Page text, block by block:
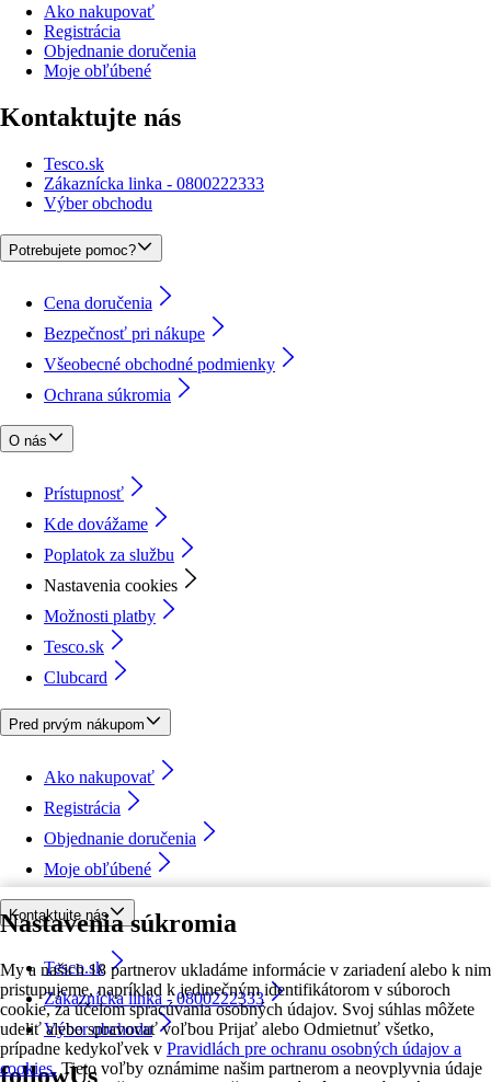
Nastavenia súkromia
My a našich 18 partnerov ukladáme informácie v zariadení alebo k nim
pristupujeme, napríklad k jedinečným identifikátorom v súboroch
cookie, za účelom spracúvania osobných údajov. Svoj súhlas môžete
udeliť alebo spravovať voľbou Prijať alebo Odmietnuť všetko,
prípadne kedykoľvek v Pravidlách pre ochranu osobných údajov a
cookies. Tieto voľby oznámime našim partnerom a neovplyvnia údaje
Ako nakupovať
Registrácia
Objednanie doručenia
Moje obľúbené
Kontaktujte nás
Tesco.sk
Zákaznícka linka - 0800222333
Výber obchodu
Potrebujete pomoc?
Cena doručenia
Bezpečnosť pri nákupe
Všeobecné obchodné podmienky
Ochrana súkromia
O nás
Prístupnosť
Kde dovážame
Poplatok za službu
Nastavenia cookies
Možnosti platby
Tesco.sk
Clubcard
Pred prvým nákupom
Ako nakupovať
Registrácia
Objednanie doručenia
Moje obľúbené
Kontaktujte nás
Tesco.sk
Zákaznícka linka - 0800222333
Výber obchodu
followUs